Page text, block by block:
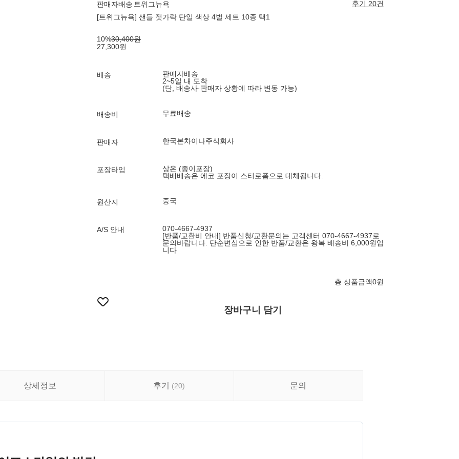
판매자배송 트위그뉴욕
후기 20건
[트위그뉴욕] 샌들 젓가락 단일 색상 4벌 세트 10종 택1
10%30,400원
27,300원
배송
판매자배송
2~5일 내 도착
(단, 배송사·판매자 상황에 따라 변동 가능)
배송비 무료배송
판매자 한국본차이나주식회사
포장타입
상온 (종이포장)
택배배송은 에코 포장이 스티로폼으로 대체됩니다.
원산지 중국
A/S 안내
070-4667-4937
[반품/교환비 안내] 반품신청/교환문의는 고객센터 070-4667-4937로
문의바랍니다. 단순변심으로 인한 반품/교환은 왕복 배송비 6,000원입
니다
총 상품금액0원
장바구니 담기
상세정보 후기 (20) 문의